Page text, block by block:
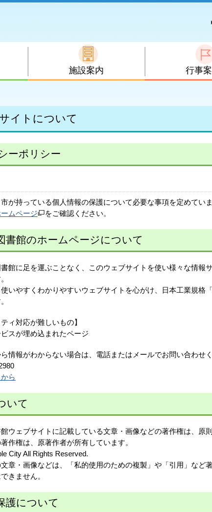
施設案内 行事
イトについて
ーポリシー
が持っている個人情報の保護について必要な事項を定めていま
ムページ をご確認ください。
書館のホームページについて
館に足を運ぶことなく、このウェブサイトを使い様々な情報
いやすくわかりやすいウェブサイトを心がけ、日本工業規格
ィ対応が難しいもの】
スが埋め込まれたページ
情報がわからない場合は、電話またはメールでお問い合わせく
ら
いて
ウェブサイトに記載している文章・画像などの著作権は、原
作権は、原著作者が所有しています。
City All Rights Reserved.
章・画像などは、「私的使用のための複製」や「引用」など
きません。
護について